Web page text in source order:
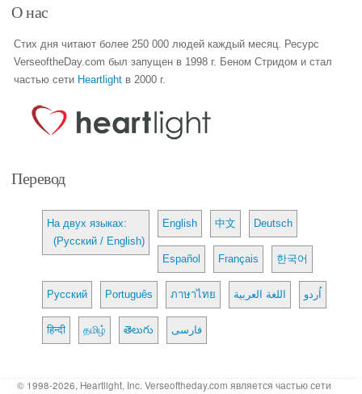
О нас
Стих дня читают более 250 000 людей каждый месяц. Ресурс
VerseoftheDay.com был запущен в 1998 г. Беном Стридом и стал
частью сети Heartlight в 2000 г.
Перевод
На двух языках:
(Русский / English)
English 中文 Deutsch
Español Français 한국어
Русский Português ภาษาไทย اللغة العربية اُردو
हिन्दी தமிழ் తెలుగు فارسی
© 1998-2026, Heartlight, Inc. Verseoftheday.com является частью сети